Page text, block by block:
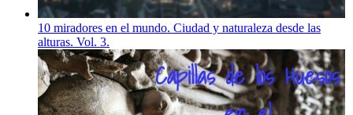
10 miradores en el mundo. Ciudad y naturaleza desde las
alturas. Vol. 3.